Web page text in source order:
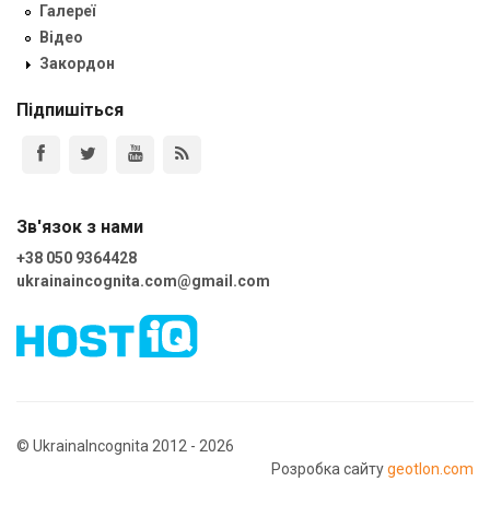
Галереї
Відео
Закордон
Підпишіться
Зв'язок з нами
+38 050 9364428
ukrainaincognita.com@gmail.com
© UkrainaIncognita 2012 - 2026
Розробка сайтуgeotlon.com